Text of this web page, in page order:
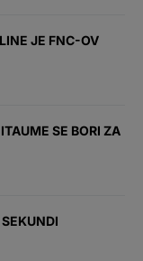
JE FNC-OV
SE BORI ZA